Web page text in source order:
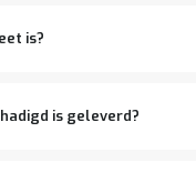
is?
is geleverd?